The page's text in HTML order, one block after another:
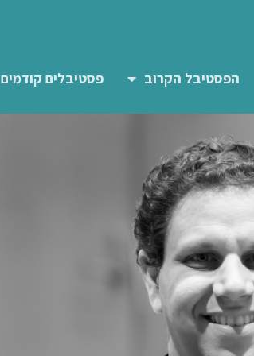
הפסטיבל הקרוב פסטיבלים קודמים